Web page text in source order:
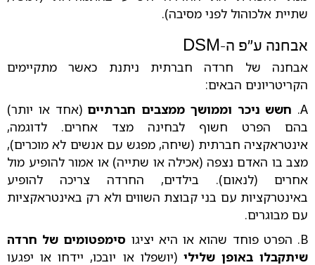
שתיית אלכוהול לפני מסיבה).
אבחנה ע"פ ה-DSM
אבחנה של חרדה חברתית ניתנת כאשר מתקיימים
הקריטריונים הבאים:
A. חשש ניכר וממושך ממצבים חברתיים (אחד או יותר)
בהם הפרט חשוף לבחינה מצד אחרים. לדוגמה,
אינטראקציה חברתית (שיחה, מפגש עם אנשים לא מוכרים),
מצב בו האדם נצפה (אכילה או שתייה) או אמור להופיע מול
אחרים (לנאום). בילדים, החרדה צריכה להופיע
באינטרקציות עם בני קבוצת השווים ולא רק באינטראקציות
עם מבוגרים.
B. הפרט פוחד שהוא או היא יציגו
סימפטומים של חרדה
שיתקבלו באופן שלילי (יושפלו או יובכו, יידחו או יפגעו